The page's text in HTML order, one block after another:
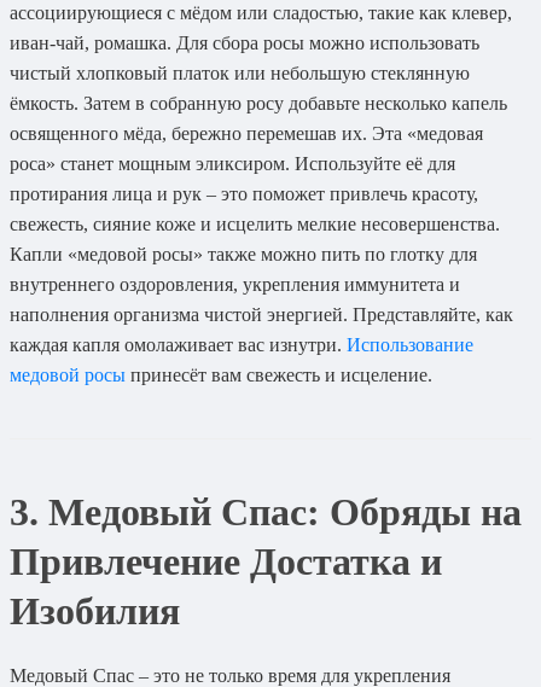
ассоциирующиеся с мёдом или сладостью, такие как клевер,
иван-чай, ромашка. Для сбора росы можно использовать
чистый хлопковый платок или небольшую стеклянную
ёмкость. Затем в собранную росу добавьте несколько капель
освященного мёда, бережно перемешав их. Эта «медовая
роса» станет мощным эликсиром. Используйте её для
протирания лица и рук – это поможет привлечь красоту,
свежесть, сияние коже и исцелить мелкие несовершенства.
Капли «медовой росы» также можно пить по глотку для
внутреннего оздоровления, укрепления иммунитета и
наполнения организма чистой энергией. Представляйте, как
каждая капля омолаживает вас изнутри. Использование
медовой росы принесёт вам свежесть и исцеление.
3. Медовый Спас: Обряды на
Привлечение Достатка и
Изобилия
Медовый Спас – это не только время для укрепления